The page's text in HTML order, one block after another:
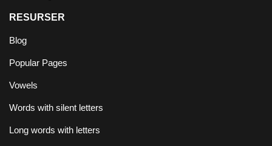
RESURSER
Blog
Popular Pages
Vowels
Words with silent letters
Long words with letters